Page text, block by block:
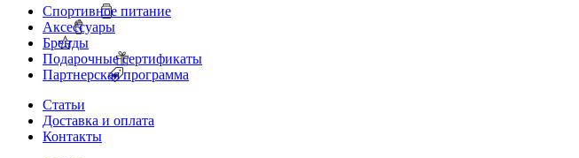
Спортивное питание
Аксессуары
Бренды
Подарочные сертификаты
Партнерская программа
Статьи
Доставка и оплата
Контакты